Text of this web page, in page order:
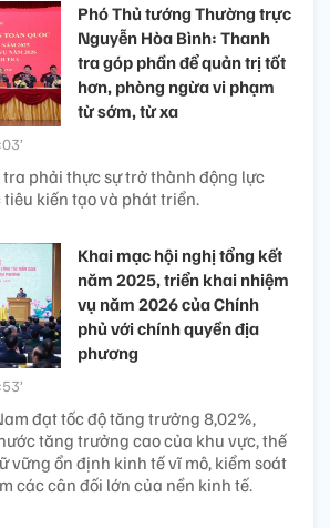
Phó Thủ tướng Thường trực
Nguyễn Hòa Bình: Thanh
tra góp phần để quản trị tốt
hơn, phòng ngừa vi phạm
từ sớm, từ xa
phải thực sự trở thành động lực
kiến tạo và phát triển.
Khai mạc hội nghị tổng kết
năm 2025, triển khai nhiệm
vụ năm 2026 của Chính
phủ với chính quyền địa
phương
đạt tốc độ tăng trưởng 8,02%,
tăng trưởng cao của khu vực, thế
vững ổn định kinh tế vĩ mô, kiểm soát
các cân đối lớn của nền kinh tế.